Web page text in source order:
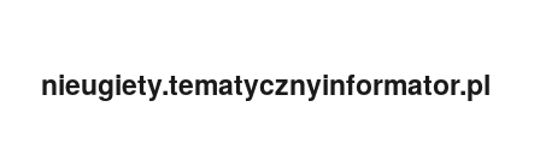
nieugiety.tematycznyinformator.pl